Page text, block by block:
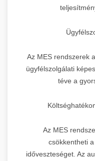
Az MES rendszerek
ügyfélszolgálati
téve a
Az MES
csökkentheti
időveszteséget. Az